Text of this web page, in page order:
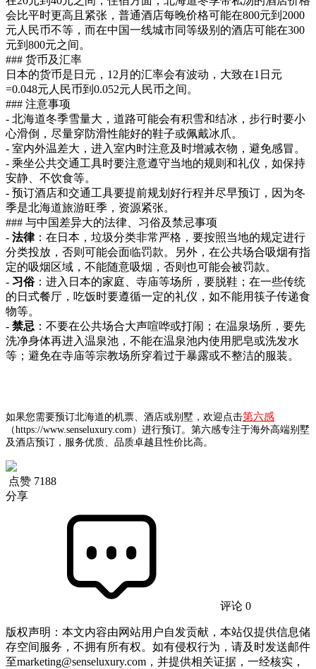
会比平时更高且紧张，普通酒店每晚价格可能在800元到2000
元人民币不等，而在中国一线城市同等级别的酒店可能在300
元到800元之间。
### 货币及汇率
日本的货币是日元，12月的汇率会有波动，大致在1日元
=0.048元人民币到0.052元人民币之间。
### 注意事项
- 北海道冬季雪量大，道路可能会有积雪和结冰，步行时要小
心滑倒，尽量穿防滑性能好的鞋子或佩戴冰爪。
- 室内外温差大，进入室内时注意及时增减衣物，避免感冒。
- 乘坐公共交通工具时要注意遵守当地的规则和礼仪，如保持
安静、不饮食等。
- 预订酒店和交通工具要提前规划好行程并尽早预订，因为冬
季是北海道旅游旺季，资源紧张。
### 与中国差异大的法律、习俗及禁忌事项
- 法律：在日本，垃圾分类非常严格，要按照当地的规定进行
分类投放，否则可能会面临罚款。另外，在公共场合吸烟有指
定的吸烟区域，不能随意吸烟，否则也可能会被罚款。
- 习俗：进入日本的家庭、寺庙等场所，要脱鞋；在一些传统
的日式餐厅，吃饭时要遵循一定的礼仪，如不能用筷子传递食
物等。
- 禁忌 ：不要在公共场合大声喧哗或打闹；在温泉场所，要先
洗净身体再进入温泉池，不能在温泉池内使用肥皂或洗发水
等；避免在寺庙等宗教场所穿着过于暴露或不整洁的服装。
如果您需要预订北海道的机票、酒店或别墅，欢迎点击第六感
（https://www.senseluxury.com）进行预订。第六感专注于海外高端别墅
及酒店预订，服务优质、品质卓越且性价比高。
点赞 7188
分享
评论 0
版权声明：本文内容由网站用户自发贡献，本站仅提供信息储
存空间服务，不拥有所有权。如有侵权行为，请及时发送邮件
至marketing@senseluxury.com，并提供相关证据，一经核实，